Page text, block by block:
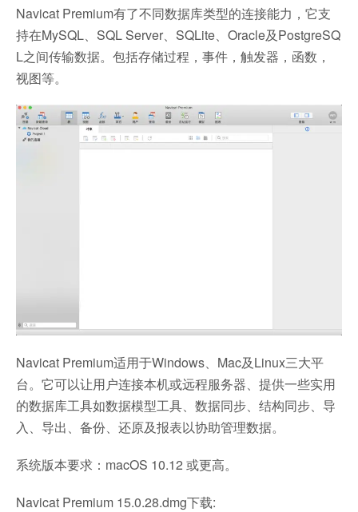
Navicat Premium有了不同数据库类型的连接能力，它支
持在MySQL、SQL Server、SQLite、Oracle及PostgreSQ
L之间传输数据。包括存储过程，事件，触发器，函数，
视图等。
Navicat Premium适用于Windows、Mac及Linux三大平
台。它可以让用户连接本机或远程服务器、提供一些实用
的数据库工具如数据模型工具、数据同步、结构同步、导
入、导出、备份、还原及报表以协助管理数据。
系统版本要求：macOS 10.12 或更高。
Navicat Premium 15.0.28.dmg下载: